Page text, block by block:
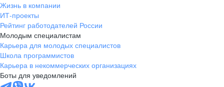
Жизнь в компании
ИТ-проекты
Рейтинг работодателей России
Молодым специалистам
Карьера для молодых специалистов
Школа программистов
Карьера в некоммерческих организациях
Боты для уведомлений